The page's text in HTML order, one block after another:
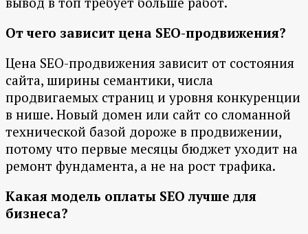
От чего зависит цена SEO-продвижения?
Цена SEO-продвижения зависит от состояния
сайта, ширины семантики, числа
продвигаемых страниц и уровня конкуренции
в нише. Новый домен или сайт со сломанной
технической базой дороже в продвижении,
потому что первые месяцы бюджет уходит на
ремонт фундамента, а не на рост трафика.
Какая модель оплаты SEO лучше для
бизнеса?